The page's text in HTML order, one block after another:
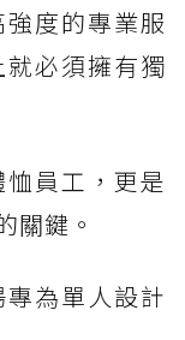
度的專業服
必須擁有獨
員工，更是
關鍵。
為單人設計